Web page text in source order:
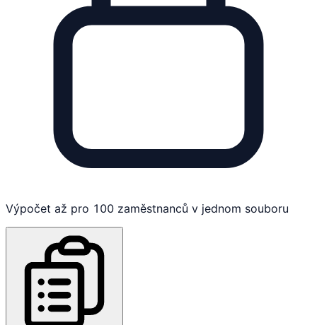
Výpočet až pro 100 zaměstnanců v jednom souboru